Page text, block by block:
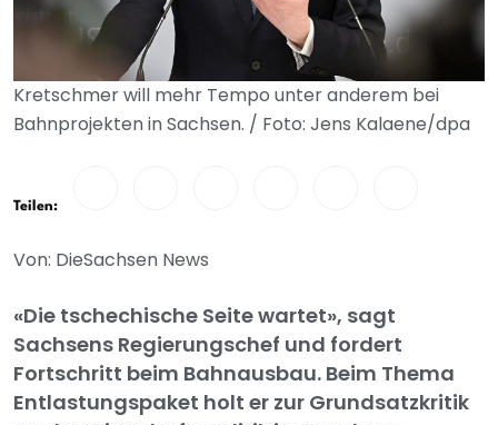
Kretschmer will mehr Tempo unter anderem bei
Bahnprojekten in Sachsen. / Foto: Jens Kalaene/dpa
Teilen:
Von: DieSachsen News
«Die tschechische Seite wartet», sagt
Sachsens Regierungschef und fordert
Fortschritt beim Bahnausbau. Beim Thema
Entlastungspaket holt er zur Grundsatzkritik